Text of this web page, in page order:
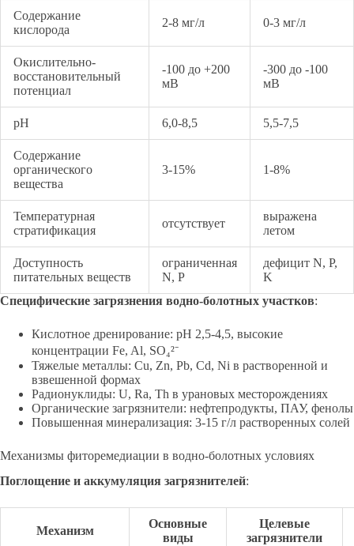
Содержание
кислорода
2-8 мг/л 0-3 мг/л
Окислительно-
восстановительный
потенциал
-100 до +200
мВ
-300 до -100
мВ
pH 6,0-8,5 5,5-7,5
Содержание
органического
вещества
3-15% 1-8%
Температурная
стратификация
отсутствует
выражена
летом
Доступность
питательных веществ
ограниченная
N, P
дефицит N, P,
K
Специфические загрязнения водно-болотных участков:
Кислотное дренирование: pH 2,5-4,5, высокие
концентрации Fe, Al, SO₄²⁻
Тяжелые металлы: Cu, Zn, Pb, Cd, Ni в растворенной и
взвешенной формах
Радионуклиды: U, Ra, Th в урановых месторождениях
Органические загрязнители: нефтепродукты, ПАУ, фенолы
Повышенная минерализация: 3-15 г/л растворенных солей
Механизмы фиторемедиации в водно-болотных условиях
Поглощение и аккумуляция загрязнителей:
Механизм
Основные
виды
Целевые
загрязнители